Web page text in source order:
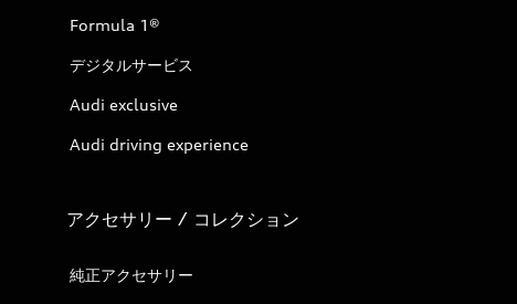
Formula 1®
デジタルサービス
Audi exclusive
Audi driving experience
アクセサリー / コレクション
純正アクセサリー